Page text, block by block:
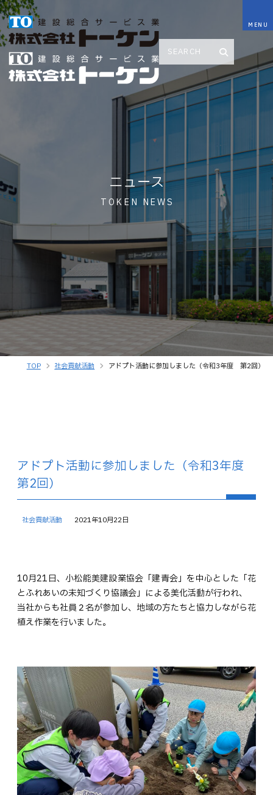
ニュース
TOKEN NEWS
TOP 社会貢献活動 アドプト活動に参加しました（令和3年度 第2回）
アドプト活動に参加しました（令和3年度
第2回）
社会貢献活動 2021年10月22日
10月21日、小松能美建設業協会「建青会」を中心とした「花
とふれあいの未知づくり協議会」による美化活動が行われ、
当社からも社員２名が参加し、地域の方たちと協力しながら花
植え作業を行いました。